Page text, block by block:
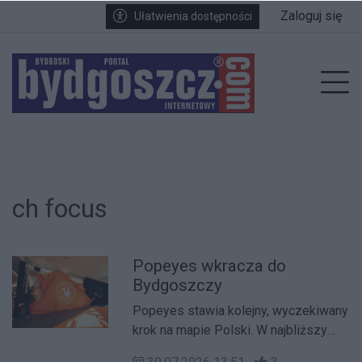
Przejdź do głównych treści
Przejdź do wyszukiwarki
Przejdź do głównego menuUłatwienia dostępności Zaloguj się
ch focus
Popeyes wkracza do
Bydgoszczy
Popeyes stawia kolejny, wyczekiwany
krok na mapie Polski. W najbliższy